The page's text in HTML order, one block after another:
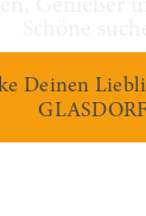
Deinen
GLASDORF